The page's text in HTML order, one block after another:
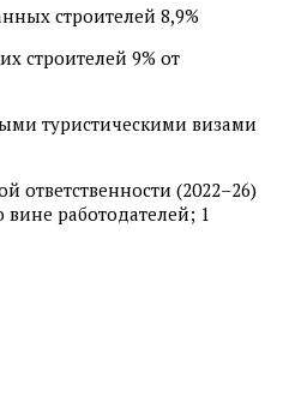
строителей 8,9%
строителей 9% от
туристическими визами
ответственности (2022–26)
работодателей; 1